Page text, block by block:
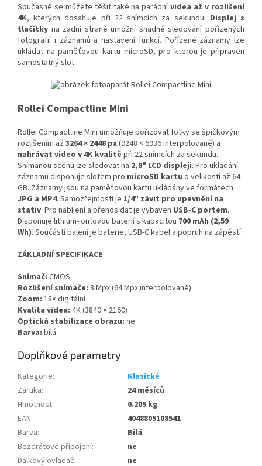
Současně se můžete těšit také na parádnívidea až v rozlišení
4K, kterých dosahuje při 22 snímcích za sekundu. Displej s
tlačítky na zadní straně umožní snadné sledování pořízených
fotografií i záznamů a nastavení funkcí. Pořízené záznamy lze
ukládat na paměťovou kartu microSD, pro kterou je připraven
samostatný slot.
Rollei Compactline Mini
Rollei Compactline Mini umožňuje pořizovat fotky se špičkovým
rozlišením až 3264 × 2448 px(9248 × 6936 interpolovaně) a
nahrávat video v 4K kvalitě při 22 snímcích za sekundu.
Snímanou scénu lze sledovat na 2,8" LCD displeji. Pro ukládání
záznamů disponuje slotem pro microSD kartu o velikosti až 64
GB. Záznamy jsou na paměťovou kartu ukládány ve formátech
JPG a MP4. Samozřejmostí je 1/4" závit pro upevnění na
stativ. Pro nabíjení a přenos dat je vybaven USB-C portem.
Disponuje lithium-iontovou baterií s kapacitou 700 mAh (2,59
Wh). Součástí balení je baterie, USB-C kabel a popruh na zápěstí.
ZÁKLADNÍ SPECIFIKACE
Snímač: CMOS
Rozlišení snímače: 8 Mpx (64 Mpx interpolovaně)
Zoom: 18× digitální
Kvalita videa: 4K (3840 × 2160)
Optická stabilizace obrazu: ne
Barva: bílá
Doplňkové parametry
Kategorie:
Klasické
Záruka:
24 měsíců
Hmotnost:
0.205 kg
EAN:
4048805108541
Barva:
Bílá
Bezdrátové připojení:
ne
Dálkový ovladač:
ne